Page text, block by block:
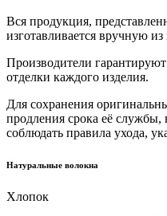
Вся продукция,
изготавливается вручную
Производители
отделки каждого изделия.
Для сохранения
продления срока её службы,
соблюдать правила ухода,
Натуральные волокна
Хлопок